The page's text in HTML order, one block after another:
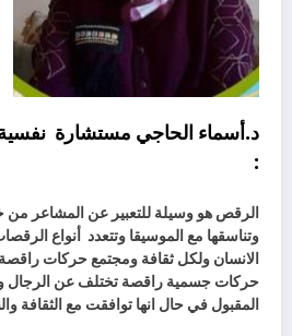
د.أسماء الحاجي مستشارة
:
الرقص هو وسيلة للتعبير عن المشاعر
وتناسقها مع الموسيقا وتتعدد أنواع
الانسان ولكل ثقافة ومجتمع حركات
حركات جسمية راقصة تختلف عن الرجال
المقبول في حال انها توافقت مع الثقافة